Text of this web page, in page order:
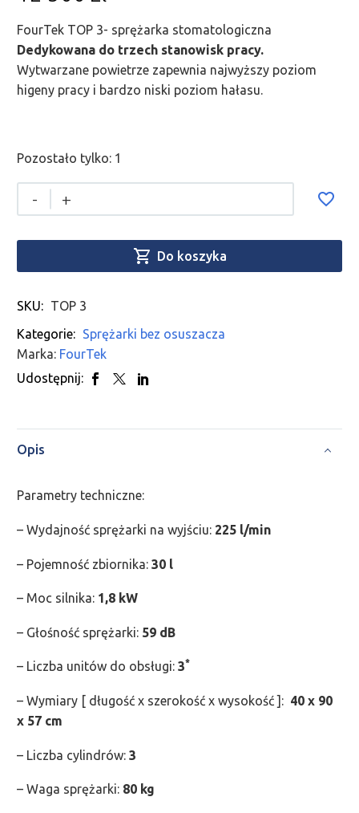
FourTek TOP 3- sprężarka stomatologiczna
Dedykowana do trzech stanowisk pracy.
Wytwarzane powietrze zapewnia najwyższy poziom
higeny pracy i bardzo niski poziom hałasu.
Pozostało tylko: 1
- +
 Do koszyka
SKU: TOP 3
Kategorie: Sprężarki bez osuszacza
Marka: FourTek
Udostępnij:
Opis
Parametry techniczne:
– Wydajność sprężarki na wyjściu: 225 l/min
– Pojemność zbiornika: 30 l
– Moc silnika: 1,8 kW
– Głośność sprężarki: 59 dB
– Liczba unitów do obsługi: 3*
– Wymiary [ długość x szerokość x wysokość ]: 40 x 90
x 57 cm
– Liczba cylindrów: 3
– Waga sprężarki: 80 kg